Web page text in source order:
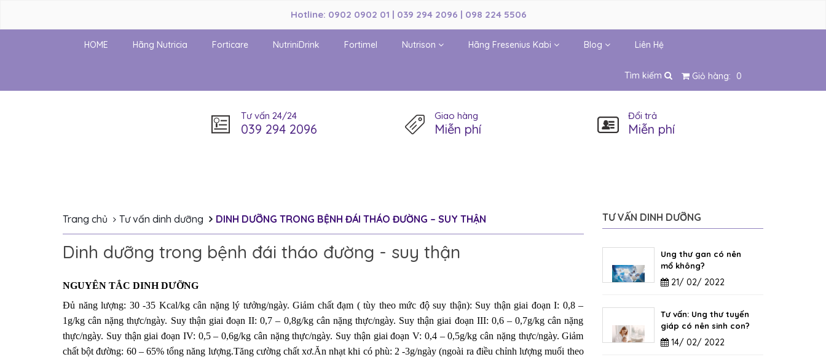
Hotline: 0902 0902 01 | 039 294 2096 | 098 224 5506
HOME Hãng Nutricia Forticare NutriniDrink Fortimel Nutrison Hãng Fresenius Kabi Blog Liên Hệ
Tìm kiếm Giỏ hàng: 0
Tư vấn 24/24
039 294 2096
Giao hàng
Miễn phí
Đổi trả
Miễn phí
Trang chủ Tư vấn dinh dưỡng DINH DƯỠNG TRONG BỆNH ĐÁI THÁO ĐƯỜNG – SUY THẬN
Dinh dưỡng trong bệnh đái tháo đường - suy thận
NGUYÊN TẮC DINH DƯỠNG
Đủ năng lượng: 30 -35 Kcal/kg cân nặng lý tưởng/ngày. Giảm chất đạm ( tùy theo mức độ suy thận): Suy thận giai đoạn I: 0,8 –
1g/kg cân nặng thực/ngày. Suy thận giai đoạn II: 0,7 – 0,8g/kg cân nặng thực/ngày. Suy thận giai đoạn III: 0,6 – 0,7g/kg cân nặng
thực/ngày. Suy thận giai đoạn IV: 0,5 – 0,6g/kg cân nặng thực/ngày. Suy thận giai đoạn V: 0,4 – 0,5g/kg cân nặng thực/ngày. Giảm
chất bột đường: 60 – 65% tổng năng lượng.Tăng cường chất xơ.Ăn nhạt khi có phù: 2 -3g/ngày (ngoài ra điều chỉnh lượng muối theo
TƯ VẤN DINH DƯỠNG
Ung thư gan có nên
mổ không?
21/ 02/ 2022
Tư vấn: Ung thư tuyến
giáp có nên sinh con?
14/ 02/ 2022